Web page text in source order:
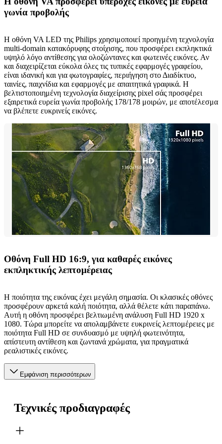
γωνία προβολής
Η οθόνη VA LED της Philips χρησιμοποιεί προηγμένη τεχνολογία
multi-domain κατακόρυφης στοίχισης, που προσφέρει εκπληκτικά
υψηλό λόγο αντίθεσης για ολοζώντανες και φωτεινές εικόνες. Αν
και διαχειρίζεται εύκολα όλες τις τυπικές εφαρμογές γραφείου,
είναι ιδανική και για φωτογραφίες, περιήγηση στο Διαδίκτυο,
ταινίες, παιχνίδια και εφαρμογές με απαιτητικά γραφικά. Η
βελτιστοποιημένη τεχνολογία διαχείρισης pixel σάς προσφέρει
εξαιρετικά ευρεία γωνία προβολής 178/178 μοιρών, με αποτέλεσμα
να βλέπετε ευκρινείς εικόνες.
Οθόνη Full HD 16:9, για καθαρές εικόνες
εκπληκτικής λεπτομέρειας
Η ποιότητα της εικόνας έχει μεγάλη σημασία. Οι κλασικές οθόνες
προσφέρουν αρκετά καλή ποιότητα, αλλά θέλετε κάτι παραπάνω.
Αυτή η οθόνη προσφέρει βελτιωμένη ανάλυση Full HD 1920 x
1080. Τώρα μπορείτε να απολαμβάνετε ευκρινείς λεπτομέρειες με
ποιότητα Full HD σε συνδυασμό με υψηλή φωτεινότητα,
απίστευτη αντίθεση και ζωντανά χρώματα, για πραγματικά
ρεαλιστικές εικόνες.
Εμφάνιση περισσότερων
Τεχνικές προδιαγραφές